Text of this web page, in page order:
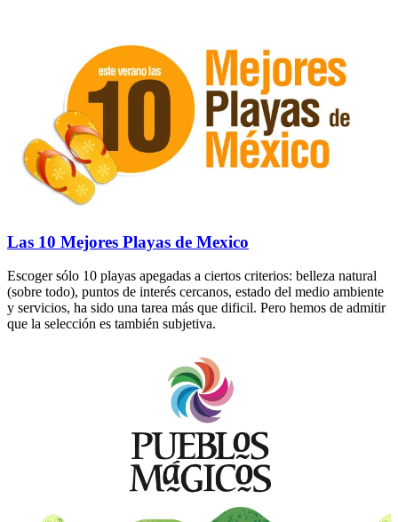
Las 10 Mejores Playas de Mexico
Escoger sólo 10 playas apegadas a ciertos criterios: belleza natural
(sobre todo), puntos de interés cercanos, estado del medio ambiente
y servicios, ha sido una tarea más que dificil. Pero hemos de admitir
que la selección es también subjetiva.